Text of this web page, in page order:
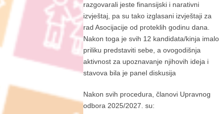
razgovarali jeste finansijski i narativni
izvještaj, pa su tako izglasani izvještaji za
rad Asocijacije od proteklih godinu dana.
Nakon toga je svih 12 kandidata/kinja imalo
priliku predstaviti sebe, a ovogodišnja
aktivnost za upoznavanje njihovih ideja i
stavova bila je panel diskusija
Nakon svih procedura, članovi Upravnog
odbora 2025/2027. su: